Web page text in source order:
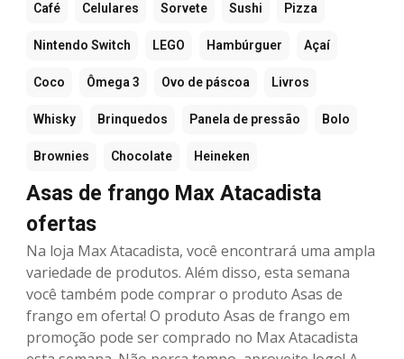
Café Celulares Sorvete Sushi Pizza
Nintendo Switch LEGO Hambúrguer Açaí
Coco Ômega 3 Ovo de páscoa Livros
Whisky Brinquedos Panela de pressão Bolo
Brownies Chocolate Heineken
Asas de frango Max Atacadista
ofertas
Na loja Max Atacadista, você encontrará uma ampla
variedade de produtos. Além disso, esta semana
você também pode comprar o produto Asas de
frango em oferta! O produto Asas de frango em
promoção pode ser comprado no Max Atacadista